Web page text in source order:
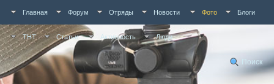
Главная Форум Отряды Новости Фото Блоги
ТНТ Статьи Активность Люди
Поиск